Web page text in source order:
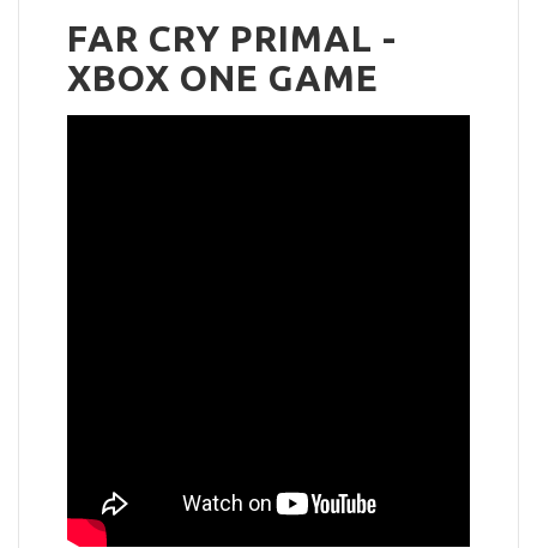
FAR CRY PRIMAL -
XBOX ONE GAME